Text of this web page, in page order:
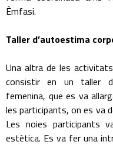
Èmfasi.
Taller d’autoestima
Una altra de les
consistir en un taller
femenina, que es va
les participants, on es va
Les noies participants
estètica. Es va fer una